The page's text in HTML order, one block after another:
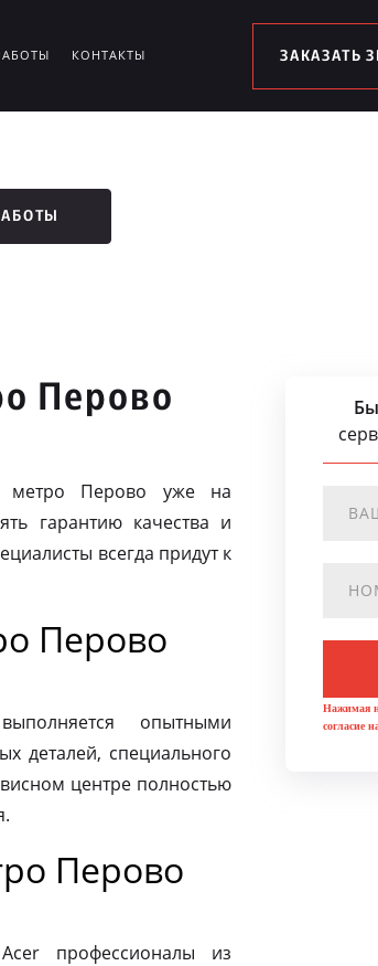
КОНТАКТЫ ЗАКАЗАТЬ
Перово
метро Перово уже на
гарантию качества и
всегда придут к
Перово
опытными
деталей, специального
центре полностью
Перово
профессионалы из
Нажимая
согласие